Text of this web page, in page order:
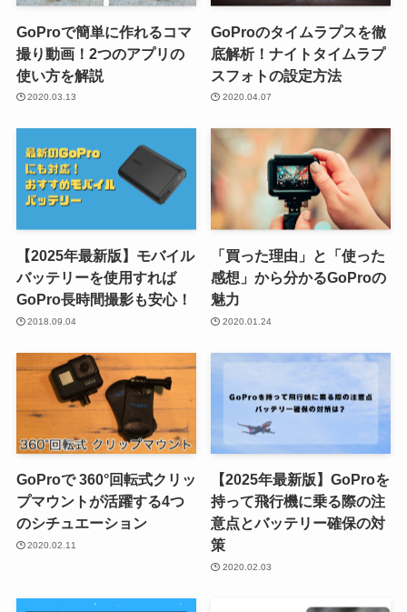
GoProで簡単に作れるコマ
撮り動画！2つのアプリの
使い方を解説
2020.03.13
GoProのタイムラプスを徹
底解析！ナイトタイムラプ
スフォトの設定方法
2020.04.07
【2025年最新版】モバイル
バッテリーを使用すれば
GoPro長時間撮影も安心！
2018.09.04
「買った理由」と「使った
感想」から分かるGoProの
魅力
2020.01.24
GoProで 360°回転式クリッ
プマウントが活躍する4つ
のシチュエーション
2020.02.11
【2025年最新版】GoProを
持って飛行機に乗る際の注
意点とバッテリー確保の対
策
2020.02.03